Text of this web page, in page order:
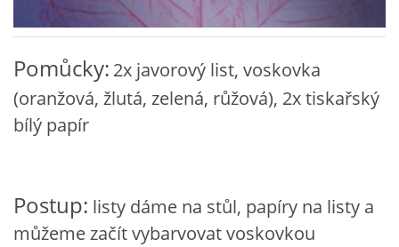
VZDĚLÁVACÍ BLOK LEDEN
VZDĚLÁVACÍ BLOK BŘEZEN
Pomůcky: 2x javorový list, voskovka
(oranžová, žlutá, zelená, růžová), 2x tiskařský
bílý papír
Postup: listy dáme na stůl, papíry na listy a
můžeme začít vybarvovat voskovkou